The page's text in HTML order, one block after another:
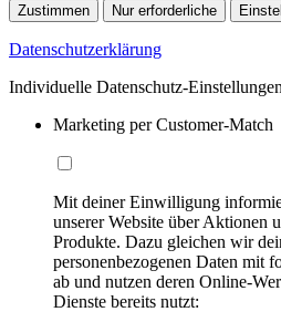
Zustimmen Nur erforderliche
Datenschutzerklärung
Individuelle Datenschutz-Einstellungen
Marketing per Customer-Match
Mit deiner Einwilligung
unserer Website über Aktionen
Produkte. Dazu gleichen wir
personenbezogenen Daten mit
ab und nutzen deren Online-
Dienste bereits nutzt: